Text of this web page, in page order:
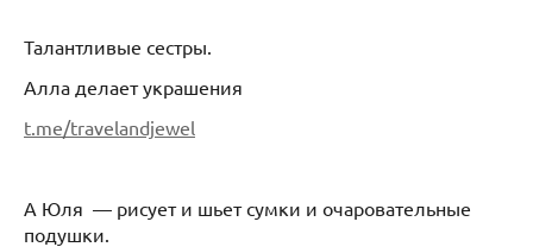
Талантливые сестры.
Алла делает украшения
t.me/travelandjewel
А Юля — рисует и шьет сумки и очаровательные
подушки.